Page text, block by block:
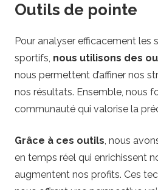
Outils de pointe
Pour analyser efficacement les
sportifs, nous utilisons des
nous permettent d’affiner nos
nos résultats. Ensemble, nous
communauté qui valorise la
Grâce à ces outils , nous
en temps réel qui enrichissent
augmentent nos profits. Ces